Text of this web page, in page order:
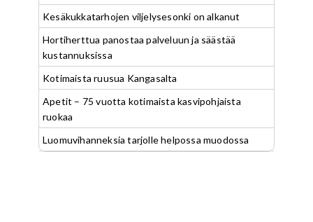
Kesäkukkatarhojen viljelysesonki on alkanut
Hortiherttua panostaa palveluun ja säästää
kustannuksissa
Kotimaista ruusua Kangasalta
Apetit – 75 vuotta kotimaista kasvipohjaista
ruokaa
Luomuvihanneksia tarjolle helpossa muodossa